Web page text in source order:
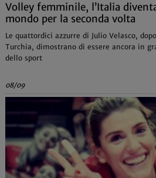
Volley femminile, l’Italia
mondo per la seconda volta
Le quattordici azzurre di Julio Velasco,
Turchia, dimostrano di essere ancora in
dello sport
08/09